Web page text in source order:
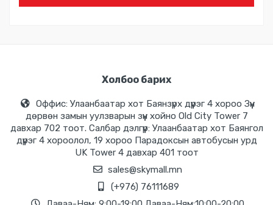
Холбоо барих
Оффис: Улаанбаатар хот Баянзүрх дүүрэг 4 хороо Зүүн
дөрвөн замын уулзварын зүүн хойно Old City Tower 7
давхар 702 тоот. Салбар дэлгүүр: Улаанбаатар хот Баянгол
дүүрэг 4 хороолол, 19 хороо Парадоксын автобусын урд
UK Tower 4 давхар 401 тоот
sales@skymall.mn
(+976) 76111689